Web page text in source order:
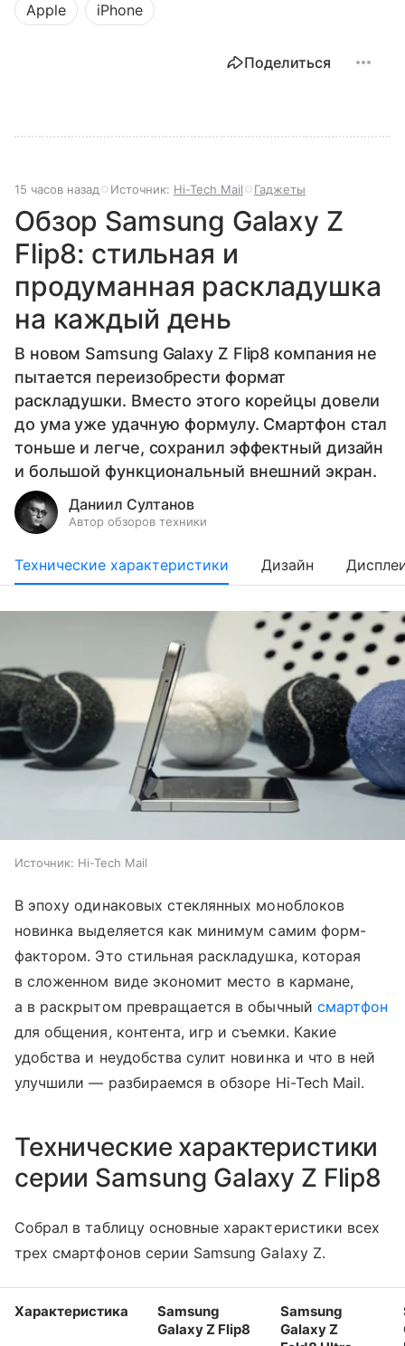
Apple iPhone
Поделиться
15 часов назад Источник: Hi-Tech Mail Гаджеты
Обзор Samsung Galaxy Z
Flip8: стильная и
продуманная раскладушка
на каждый день
В новом Samsung Galaxy Z Flip8 компания не
пытается переизобрести формат
раскладушки. Вместо этого корейцы довели
до ума уже удачную формулу. Смартфон стал
тоньше и легче, сохранил эффектный дизайн
и большой функциональный внешний экран.
Даниил Султанов
Автор обзоров техники
Технические характеристики Дизайн
Источник: Hi-Tech Mail
В эпоху одинаковых стеклянных моноблоков
новинка выделяется как минимум самим форм-
фактором. Это стильная раскладушка, которая
в сложенном виде экономит место в кармане,
а в раскрытом превращается в обычный смартфон
для общения, контента, игр и съемки. Какие
удобства и неудобства сулит новинка и что в ней
улучшили — разбираемся в обзоре Hi-Tech Mail.
Технические характеристики
серии Samsung Galaxy Z Flip8
Собрал в таблицу основные характеристики всех
трех смартфонов серии Samsung Galaxy Z.
Характеристика
Samsung
Galaxy Z Flip8
Samsung
Galaxy Z